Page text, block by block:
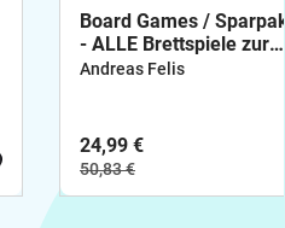
Board Games /
- ALLE Brettspiele zur
englischen Grammatik
Andreas Felis
24,99 €
50,83 €